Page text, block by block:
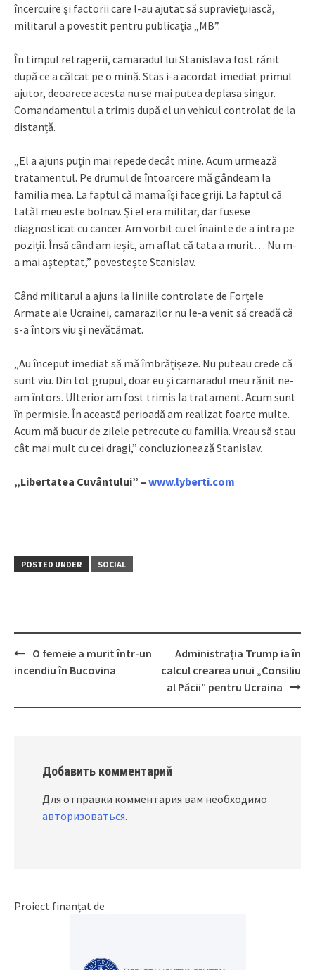
încercuire și factorii care l-au ajutat să supraviețuiască,
militarul a povestit pentru publicația „MB”.
În timpul retragerii, camaradul lui Stanislav a fost rănit
după ce a călcat pe o mină. Stas i-a acordat imediat primul
ajutor, deoarece acesta nu se mai putea deplasa singur.
Comandamentul a trimis după el un vehicul controlat de la
distanță.
„El a ajuns puțin mai repede decât mine. Acum urmează
tratamentul. Pe drumul de întoarcere mă gândeam la
familia mea. La faptul că mama își face griji. La faptul că
tatăl meu este bolnav. Și el era militar, dar fusese
diagnosticat cu cancer. Am vorbit cu el înainte de a intra pe
poziții. Însă când am ieșit, am aflat că tata a murit… Nu m-
a mai așteptat,” povestește Stanislav.
Când militarul a ajuns la liniile controlate de Forțele
Armate ale Ucrainei, camarazilor nu le-a venit să creadă că
s-a întors viu și nevătămat.
„Au început imediat să mă îmbrățișeze. Nu puteau crede că
sunt viu. Din tot grupul, doar eu și camaradul meu rănit ne-
am întors. Ulterior am fost trimis la tratament. Acum sunt
în permisie. În această perioadă am realizat foarte multe.
Acum mă bucur de zilele petrecute cu familia. Vreau să stau
cât mai mult cu cei dragi,” concluzionează Stanislav.
„Libertatea Cuvântului” – www.lyberti.com
POSTED UNDER SOCIAL
Post
O femeie a murit într-un
incendiu în Bucovina
Administrația Trump ia în
calcul crearea unui „Consiliu
al Păcii” pentru Ucraina
Добавить комментарий
Для отправки комментария вам необходимо
авторизоваться.
Proiect finanțat de